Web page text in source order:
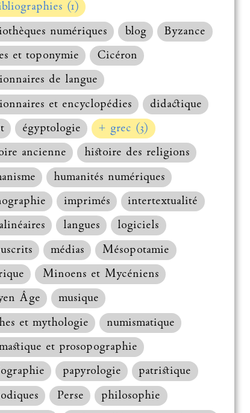
(1)
numériques
blog
Byzance
et toponymie
Cicéron
de langue
et encyclopédies
didactique
égyptologie
+ grec (3)
ancienne
histoire des religions
humanités numériques
imprimés
intertextualité
langues
logiciels
médias
Mésopotamie
Minoens et Mycéniens
Âge
musique
et mythologie
numismatique
et prosopographie
papyrologie
patristique
Perse
philosophie